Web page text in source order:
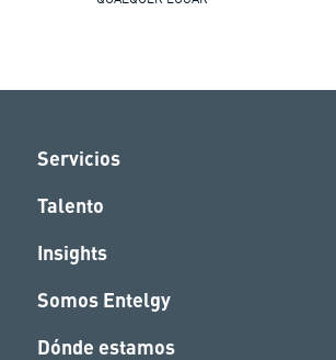
Servicios
Talento
Insights
Somos Entelgy
Dónde estamos